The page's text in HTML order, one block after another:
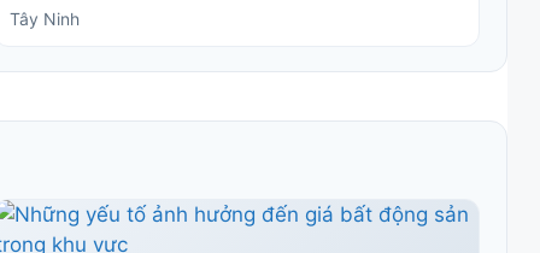
Tây Ninh